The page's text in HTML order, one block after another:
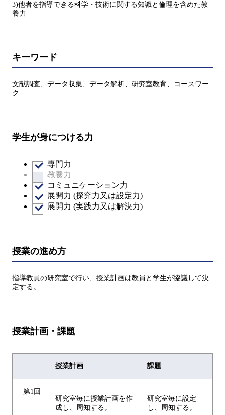
3)他者を指導できる科学・技術に関する知識と倫理を含めた教
養力
キーワード
文献調査、データ収集、データ解析、研究室教育、コースワー
ク
学生が身につける力
専門力
教養力
コミュニケーション力
展開力 (探究力又は設定力)
展開力 (実践力又は解決力)
授業の進め方
指導教員の研究室で行い、授業計画は教員と学生が協議して決
定する。
授業計画・課題
授業計画 課題
第1回
研究室毎に授業計画を作
成し、周知する。
研究室毎に設定
し、周知する。